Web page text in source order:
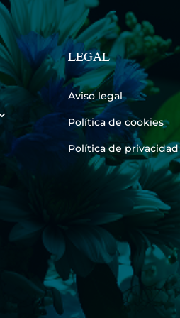
LEGAL
Aviso legal
Política de cookies
Política de privacidad